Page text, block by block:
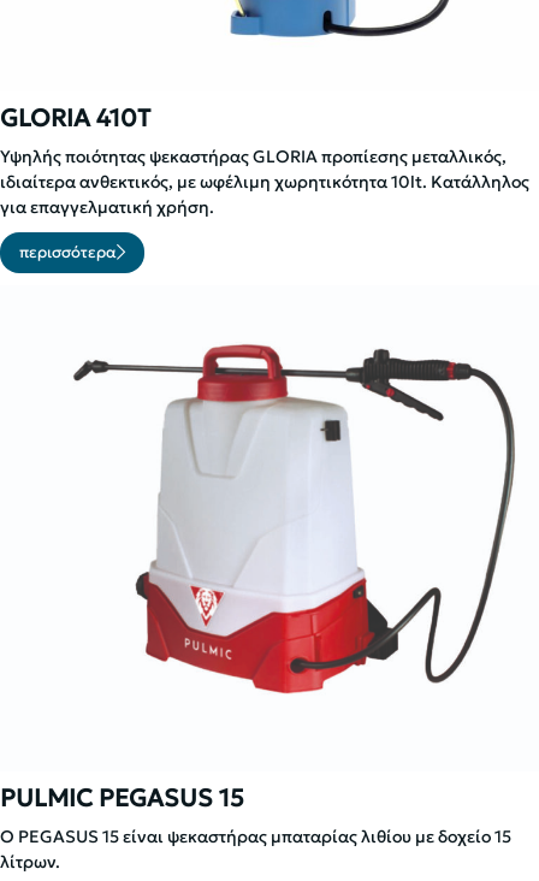
GLORIA 410T
Υψηλής ποιότητας ψεκαστήρας GLORIA προπίεσης μεταλλικός,
ιδιαίτερα ανθεκτικός, με ωφέλιμη χωρητικότητα 10lt. Κατάλληλος
για επαγγελματική χρήση.
περισσότερα
PULMIC PEGASUS 15
O PEGASUS 15 είναι ψεκαστήρας μπαταρίας λιθίου με δοχείο 15
λίτρων.